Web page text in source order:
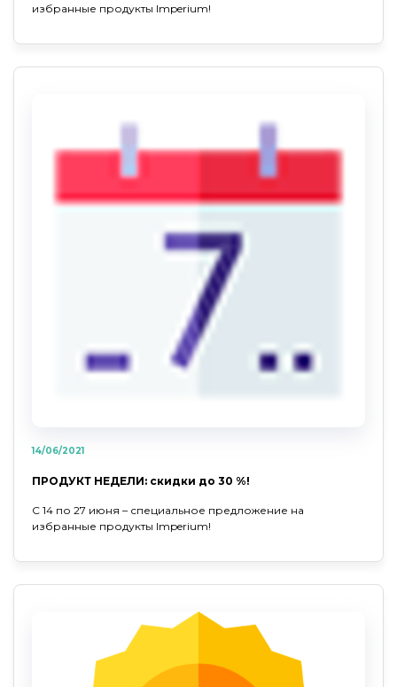
избранные продукты Imperium!
14/06/2021
ПРОДУКТ НЕДЕЛИ: скидки до 30 %!
С 14 по 27 июня – специальное предложение на
избранные продукты Imperium!